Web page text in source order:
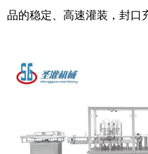
品的稳定、高速灌装，封口